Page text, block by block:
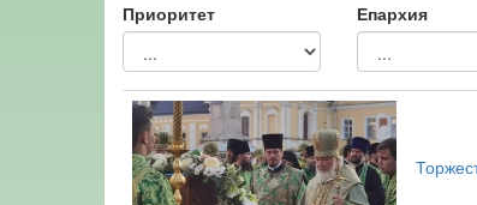
Приоритет Епархия